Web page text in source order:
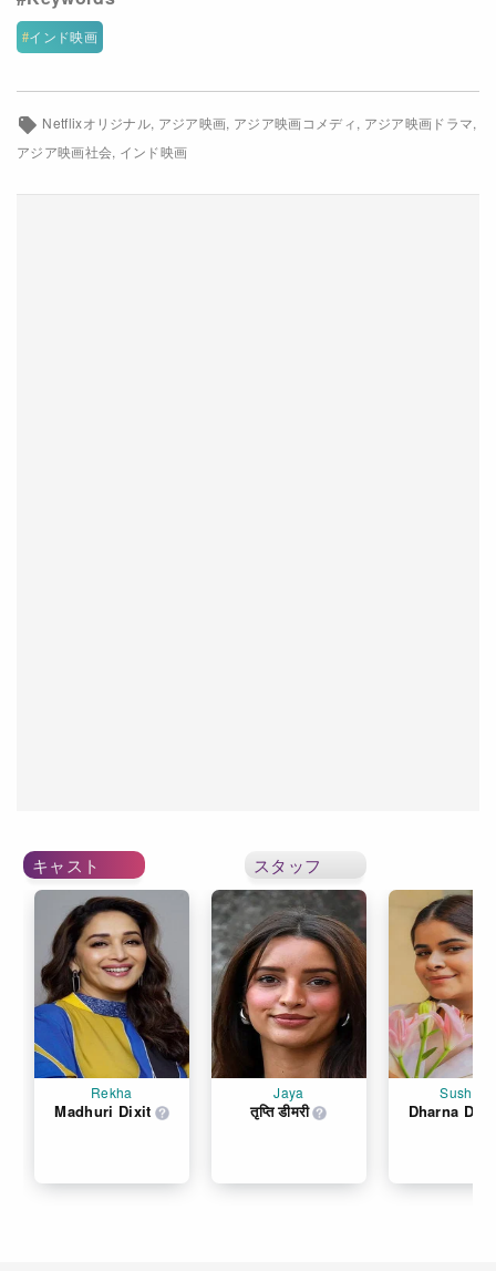
ラヴィ・キシャン
ラマ・シャルマ アルピット・シン
配給
インド映画
Netflixオリジナル アジア映画 アジア映画コメディ アジア映画ドラマ
アジア映画社会 インド映画
キャスト スタッフ
Rekha
Madhuri Dixit
Jaya
तृप्ति डीमरी
Sushma
Dharna